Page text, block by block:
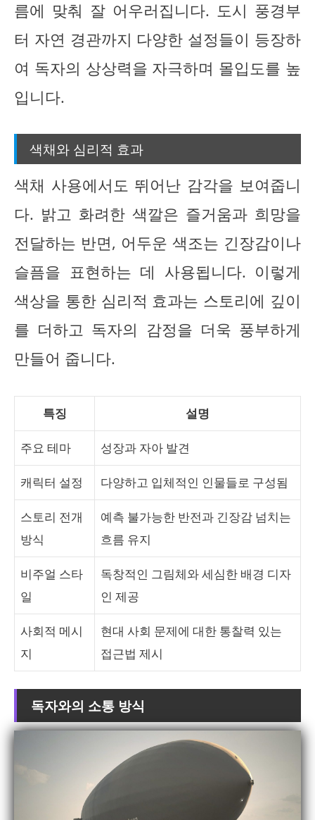
름에 맞춰 잘 어우러집니다. 도시 풍경부
터 자연 경관까지 다양한 설정들이 등장하
여 독자의 상상력을 자극하며 몰입도를 높
입니다.
색채와 심리적 효과
색채 사용에서도 뛰어난 감각을 보여줍니
다. 밝고 화려한 색깔은 즐거움과 희망을
전달하는 반면, 어두운 색조는 긴장감이나
슬픔을 표현하는 데 사용됩니다. 이렇게
색상을 통한 심리적 효과는 스토리에 깊이
를 더하고 독자의 감정을 더욱 풍부하게
만들어 줍니다.
특징 설명
주요 테마 성장과 자아 발견
캐릭터 설정 다양하고 입체적인 인물들로 구성됨
스토리 전개
방식
예측 불가능한 반전과 긴장감 넘치는
흐름 유지
비주얼 스타
일
독창적인 그림체와 세심한 배경 디자
인 제공
사회적 메시
지
현대 사회 문제에 대한 통찰력 있는
접근법 제시
독자와의 소통 방식